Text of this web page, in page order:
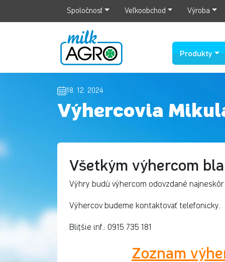
Spoločnosť Veľkoobchod Výroba
Produkty
18. 12. 2024
Výhercovia
Všetkým výhercom
Výhry budú výhercom odovzdané najneskôr
Výhercov budeme kontaktovať telefonicky.
Bliţšie inf.: 0915 735 181
Zoznam